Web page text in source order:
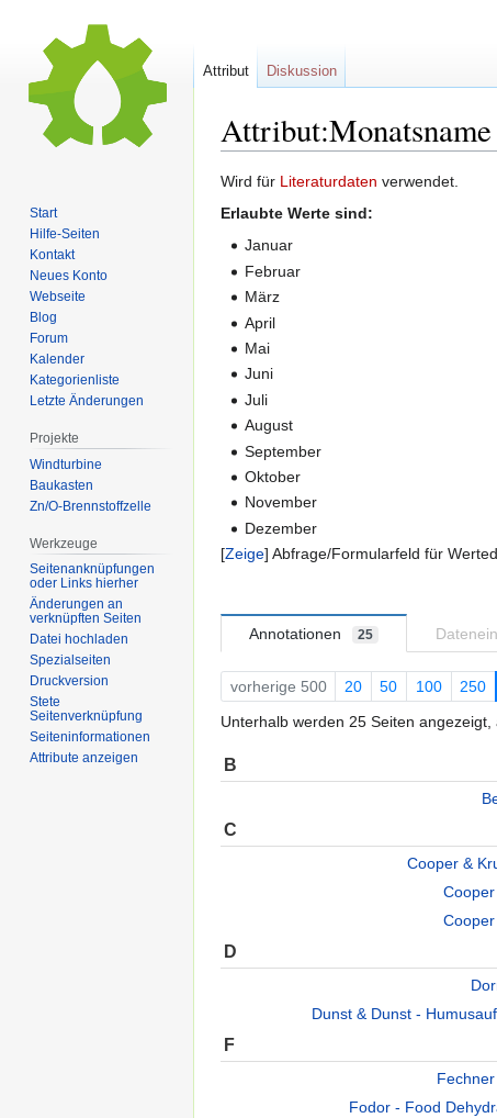
Attribut:Monatsname
Zur
Navigation
Zur
Suche
Wird für Literaturdaten verwendet.
Erlaubte Werte sind:
Januar
Februar
März
April
Mai
Juni
Juli
August
September
Oktober
November
Dezember
Zeige Abfrage/Formularfeld für
Annotationen 25
vorherige 500 20 50 100 250
Unterhalb werden 25 Seiten
B
C
Cooper &
D
Dunst & Dunst -
F
Fodor - Food
Attribut Diskussion
Start
Hilfe-Seiten
Kontakt
Neues Konto
Webseite
Blog
Forum
Kalender
Kategorienliste
Letzte Änderungen
Projekte
Windturbine
Baukasten
Zn/O-Brennstoffzelle
Werkzeuge
Seitenanknüpfungen
oder Links hierher
Änderungen an
verknüpften Seiten
Datei hochladen
Spezialseiten
Druckversion
Stete
Seitenverknüpfung
Seiten­informationen
Attribute anzeigen